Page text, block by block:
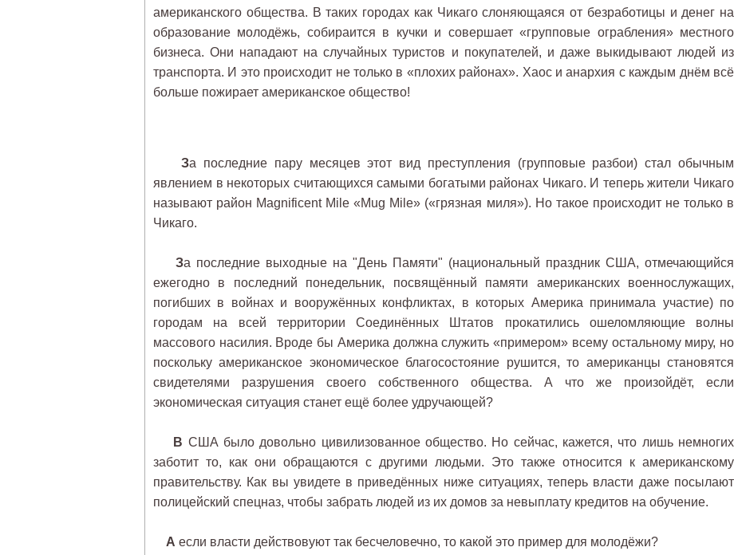
американского общества. В таких городах как Чикаго слоняющаяся от безработицы и денег на
образование молодёжь, собираится в кучки и совершает «групповые ограбления» местного
бизнеса. Они нападают на случайных туристов и покупателей, и даже выкидывают людей из
транспорта. И это происходит не только в «плохих районах». Хаос и анархия с каждым днём всё
больше пожирает американское общество!
За последние пару месяцев этот вид преступления (групповые разбои) стал обычным
явлением в некоторых считающихся самыми богатыми районах Чикаго. И теперь жители Чикаго
называют район Magnificent Mile «Mug Mile» («грязная миля»). Но такое происходит не только в
Чикаго.
За последние выходные на "День Памяти" (национальный праздник США, отмечающийся
ежегодно в последний понедельник, посвящённый памяти американских военнослужащих,
погибших в войнах и вооружённых конфликтах, в которых Америка принимала участие) по
городам на всей территории Соединённых Штатов прокатились ошеломляющие волны
массового насилия. Вроде бы Америка должна служить «примером» всему остальному миру, но
поскольку американское экономическое благосостояние рушится, то американцы становятся
свидетелями разрушения своего собственного общества. А что же произойдёт, если
экономическая ситуация станет ещё более удручающей?
В США было довольно цивилизованное общество. Но сейчас, кажется, что лишь немногих
заботит то, как они обращаются с другими людьми. Это также относится к американскому
правительству. Как вы увидете в приведённых ниже ситуациях, теперь власти даже посылают
полицейский спецназ, чтобы забрать людей из их домов за невыплату кредитов на обучение.
А если власти действовуют так бесчеловечно, то какой это пример для молодёжи?